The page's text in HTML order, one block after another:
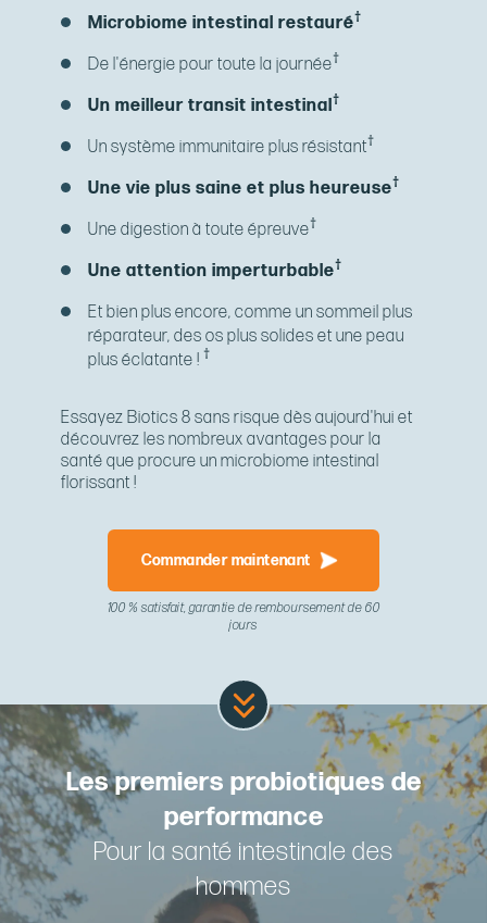
Microbiome intestinal restauré†
De l'énergie pour toute la journée†
Un meilleur transit intestinal†
Un système immunitaire plus résistant†
Une vie plus saine et plus heureuse†
Une digestion à toute épreuve†
Une attention imperturbable†
Et bien plus encore, comme un sommeil plus
réparateur, des os plus solides et une peau
plus éclatante ! †
Essayez Biotics 8 sans risque dès aujourd'hui et
découvrez les nombreux avantages pour la
santé que procure un microbiome intestinal
florissant !
Commander maintenant
100 % satisfait, garantie de remboursement de 60
jours
Les premiers probiotiques de
performance
Pour la santé intestinale des
hommes